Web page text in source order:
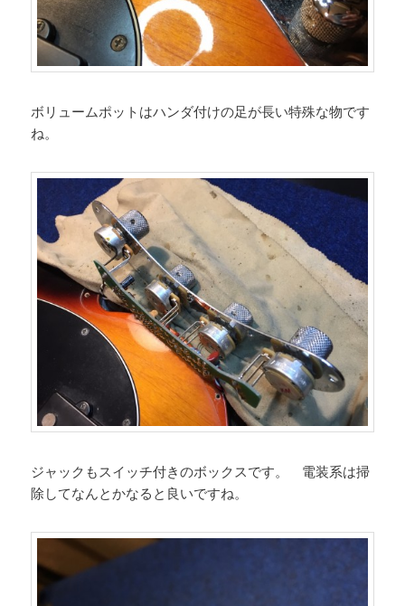
ボリュームポットはハンダ付けの足が長い特殊な物です
ね。
ジャックもスイッチ付きのボックスです。 電装系は掃
除してなんとかなると良いですね。